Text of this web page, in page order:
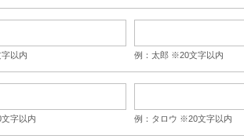
以内
例：太郎 ※20文字以内
字以内
例：タロウ ※20文字以内